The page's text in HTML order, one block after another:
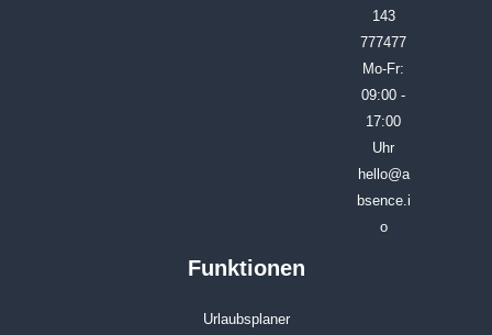
143
777477
Mo-Fr:
09:00 -
17:00
Uhr
hello@a
bsence.i
o
Funktionen
Urlaubsplaner